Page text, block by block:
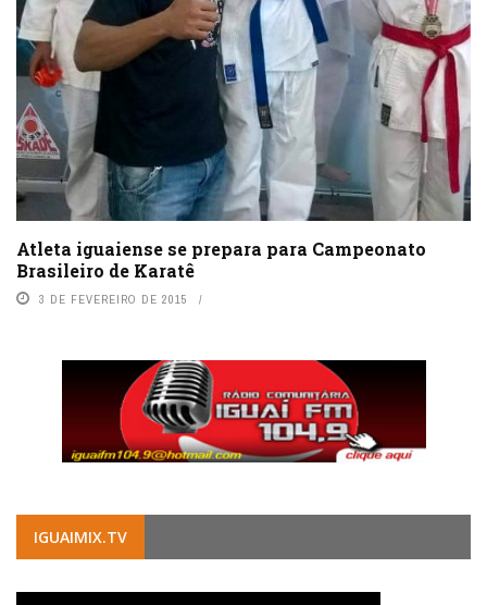
Atleta iguaiense se prepara para Campeonato
Brasileiro de Karatê
3 DE FEVEREIRO DE 2015
IGUAIMIX.TV